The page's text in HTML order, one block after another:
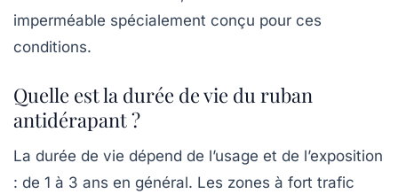
imperméable spécialement conçu pour ces
conditions.
Quelle est la durée de vie du ruban
antidérapant ?
La durée de vie dépend de l’usage et de l’exposition
: de 1 à 3 ans en général. Les zones à fort trafic